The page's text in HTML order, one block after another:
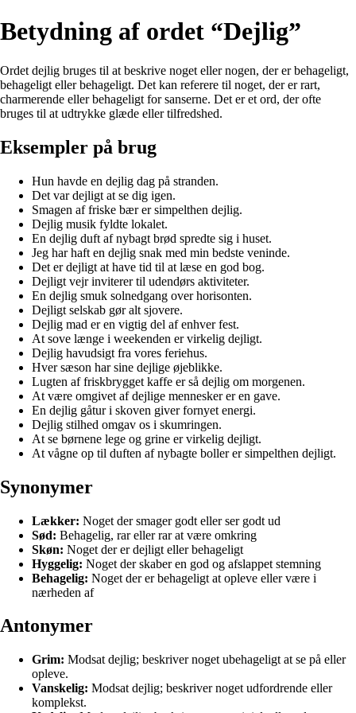
Betydning af ordet “Dejlig”
Ordet dejlig bruges til at beskrive noget eller nogen, der er behageligt,
behageligt eller behageligt. Det kan referere til noget, der er rart,
charmerende eller behageligt for sanserne. Det er et ord, der ofte
bruges til at udtrykke glæde eller tilfredshed.
Eksempler på brug
Hun havde en dejlig dag på stranden.
Det var dejligt at se dig igen.
Smagen af friske bær er simpelthen dejlig.
Dejlig musik fyldte lokalet.
En dejlig duft af nybagt brød spredte sig i huset.
Jeg har haft en dejlig snak med min bedste veninde.
Det er dejligt at have tid til at læse en god bog.
Dejligt vejr inviterer til udendørs aktiviteter.
En dejlig smuk solnedgang over horisonten.
Dejligt selskab gør alt sjovere.
Dejlig mad er en vigtig del af enhver fest.
At sove længe i weekenden er virkelig dejligt.
Dejlig havudsigt fra vores feriehus.
Hver sæson har sine dejlige øjeblikke.
Lugten af friskbrygget kaffe er så dejlig om morgenen.
At være omgivet af dejlige mennesker er en gave.
En dejlig gåtur i skoven giver fornyet energi.
Dejlig stilhed omgav os i skumringen.
At se børnene lege og grine er virkelig dejligt.
At vågne op til duften af nybagte boller er simpelthen dejligt.
Synonymer
Lækker: Noget der smager godt eller ser godt ud
Sød: Behagelig, rar eller rar at være omkring
Skøn: Noget der er dejligt eller behageligt
Hyggelig: Noget der skaber en god og afslappet stemning
Behagelig: Noget der er behageligt at opleve eller være i
nærheden af
Antonymer
Grim: Modsat dejlig; beskriver noget ubehageligt at se på eller
opleve.
Vanskelig: Modsat dejlig; beskriver noget udfordrende eller
komplekst.